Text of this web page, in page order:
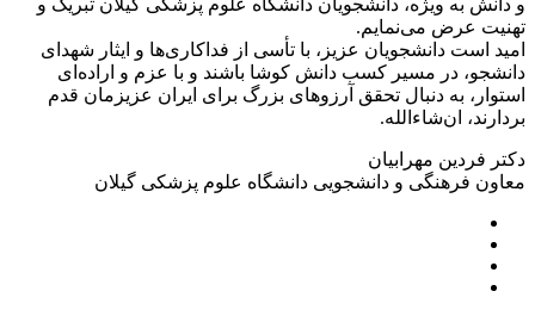
تهنیت عرض می‌نمایم.
امید است دانشجویان عزیز، با تأسی از فداکاری‌ها و ایثار شهدای
دانشجو، در مسیر کسب دانش کوشا باشند و با عزم و اراده‌ای
استوار، به دنبال تحقق آرزوهای بزرگ برای ایران عزیزمان قدم
بردارند، ان‌شاءالله.
دکتر فردین مهرابیان
معاون فرهنگی و دانشجویی دانشگاه علوم پزشکی گیلان